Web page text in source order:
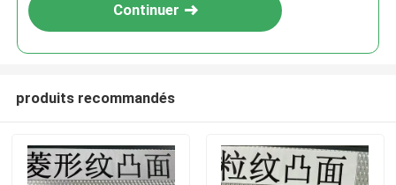
Continuer
produits recommandés